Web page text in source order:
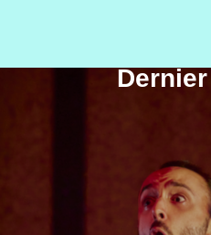
LE PETIT BUREAU